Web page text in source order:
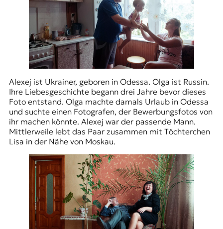
Alexej ist Ukrainer, geboren in Odessa. Olga ist Russin.
Ihre Liebesgeschichte begann drei Jahre bevor dieses
Foto entstand. Olga machte damals Urlaub in Odessa
und suchte einen Fotografen, der Bewerbungsfotos von
ihr machen könnte. Alexej war der passende Mann.
Mittlerweile lebt das Paar zusammen mit Töchterchen
Lisa in der Nähe von Moskau.